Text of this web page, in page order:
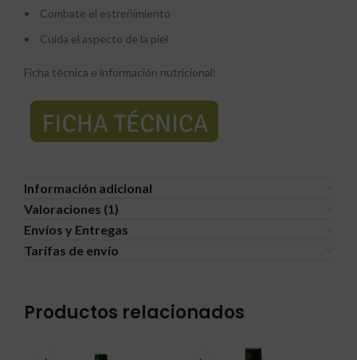
Combate el estreñimiento
Cuida el aspecto de la piel
Ficha técnica e información nutricional:
Información adicional
Valoraciones (1)
Envíos y Entregas
Tarífas de envío
Productos relacionados